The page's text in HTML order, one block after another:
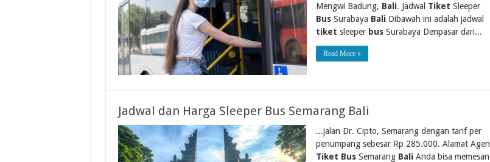
Mengwi Badung, Bali. Jadwal Tiket Sleeper
BusSurabaya BaliDibawah ini adalah jadwal
tiket sleeper busSurabaya Denpasar dari...
Read More »
Jadwal dan Harga Sleeper Bus Semarang Bali
...jalan Dr. Cipto, Semarang dengan tarif per
penumpang sebesar Rp 285.000. Alamat Agen
Tiket BusSemarang BaliAnda bisa memesan